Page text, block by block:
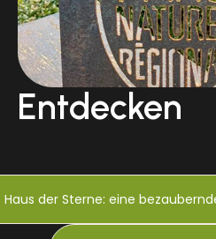
Entdecken
Haus der Sterne: eine